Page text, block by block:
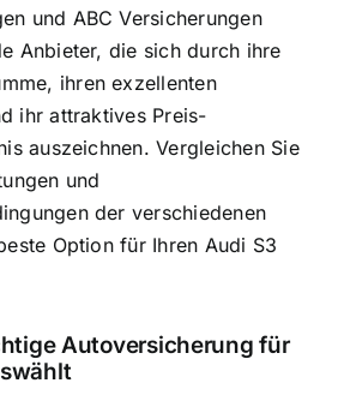
und ABC Versicherungen
Anbieter, die sich durch ihre
ihren exzellenten
ihr attraktives Preis-
auszeichnen. Vergleichen Sie
und
der verschiedenen
Option für Ihren Audi S3
Autoversicherung für